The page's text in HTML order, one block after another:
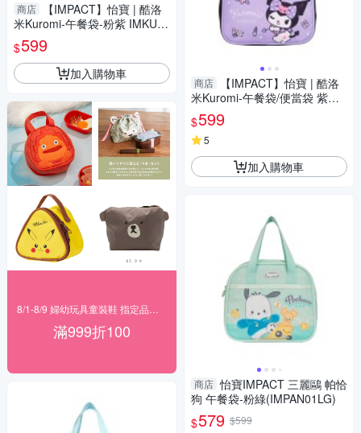
商店
【IMPACT】怡寶 | 酷洛
米Kuromi-午餐袋-粉紫 IMKUN
01PL
$599
加入購物車
滿999折100
商店
【IMPACT】怡寶 | 酷洛
米Kuromi-午餐袋/便當袋 紫配
黑 IMKUN03BK
$599
5
加入購物車
商店 怡寶IMPACT 三麗鷗 帕恰
狗 午餐袋-粉綠(IMPAN01LG)
$579 $599